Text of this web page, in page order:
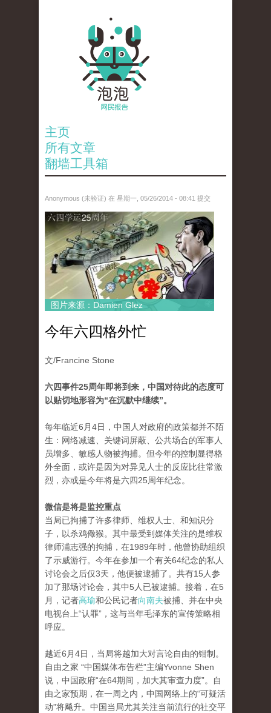
主页
所有文章
翻墙工具箱
Anonymous (未验证) 在 星期一, 05/26/2014 - 08:41 提交
paopao_tiananmen.jpg
图片来源：Damien Glez
今年六四格外忙
文/Francine Stone
六四事件25周年即将到来，中国对待此的态度可
以贴切地形容为“在沉默中继续”。
每年临近6月4日，中国人对政府的政策都并不陌
生：网络减速、关键词屏蔽、公共场合的军事人
员增多、敏感人物被拘捕。但今年的控制显得格
外全面，或许是因为对异见人士的反应比往常激
烈，亦或是今年将是六四25周年纪念。
微信是将是监控重点
当局已拘捕了许多律师、维权人士、和知识分
子，以杀鸡儆猴。其中最受到媒体关注的是维权
律师浦志强的拘捕，在1989年时，他曾协助组织
了示威游行。今年在参加一个有关64纪念的私人
讨论会之后仅3天，他便被逮捕了。共有15人参
加了那场讨论会，其中5人已被逮捕。接着，在5
月，记者高瑜和公民记者向南夫被捕、并在中央
电视台上“认罪”，这与当年毛泽东的宣传策略相
呼应。
越近6月4日，当局将越加大对言论自由的钳制。
自由之家 “中国媒体布告栏”主编Yvonne Shen
说，中国政府“在64期间，加大其审查力度”。自
由之家预期，在一周之内，中国网络上的“可疑活
动”将飚升。中国当局尤其关注当前流行的社交平